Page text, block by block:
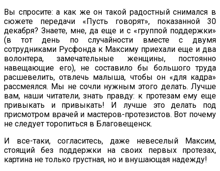
Вы спросите: а как же он такой радостный снимался в
сюжете передачи «Пусть говорят», показанной 30
декабря? Знаете, мне, да еще и с «группой поддержки»
(в тот день по случайности вместе с двумя
сотрудниками Русфонда к Максиму приехали еще и два
волонтера, замечательные женщины, постоянно
навещающие его), не составило бы большого труда
расшевелить, отвлечь малыша, чтобы он «для кадра»
рассмеялся. Мы не сочли нужным этого делать. Лучше
вам, наши читатели, знать правду: к протезам ему еще
привыкать и привыкать! И лучше это делать под
присмотром врачей и мастеров-протезистов. Вот почему
не следует торопиться в Благовещенск.
И все-таки, согласитесь, даже невеселый Максим,
стоящий без поддержки на своих первых протезах,
картина не только грустная, но и внушающая надежду!